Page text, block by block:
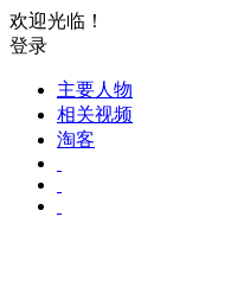
欢迎光临！
登录
主要人物
相关视频
淘客